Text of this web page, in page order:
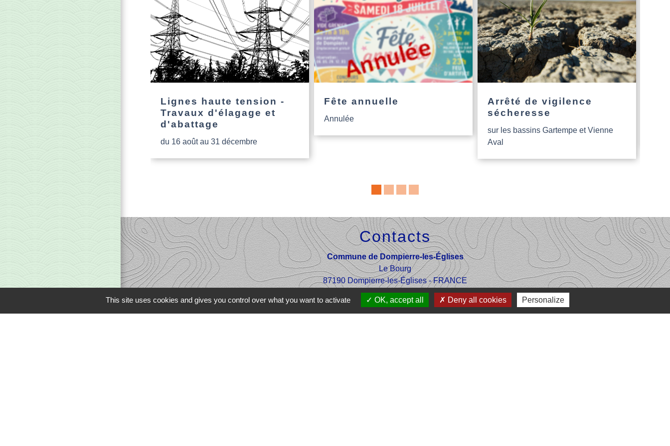
Lignes haute tension -
Travaux d'élagage et
d'abattage
du 16 août au 31 décembre
Fête annuelle
Annulée
Arrêté de vigilence
sécheresse
sur les bassins Gartempe et Vienne
Aval
Contacts
Commune de Dompierre-les-Églises
Le Bourg
87190 Dompierre-les-Églises - FRANCE
+33 5 55 68 53 78
nous contacter
This site uses cookies and gives you control over what you want to activate OK, accept all Deny all cookies Personalize